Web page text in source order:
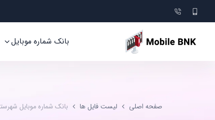
بانک شماره موبایل
صفحه اصلی لیست فایل ها بانک شماره موبایل